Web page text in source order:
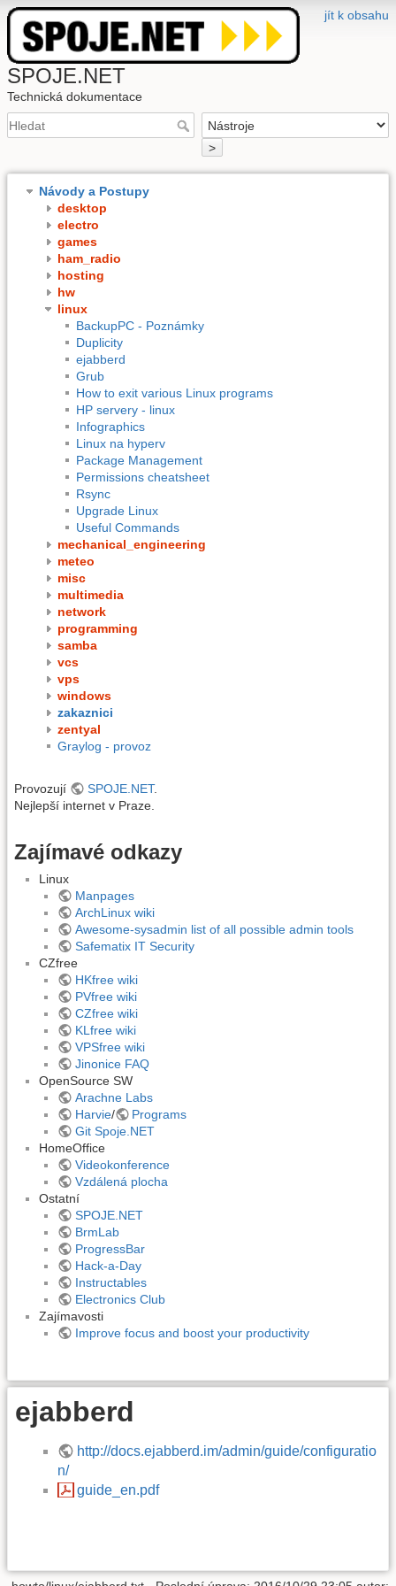
jít k obsahu
SPOJE.NET
Technická dokumentace
>
Návody a Postupy
desktop
electro
games
ham_radio
hosting
hw
linux
BackupPC - Poznámky
Duplicity
ejabberd
Grub
How to exit various Linux programs
HP servery - linux
Infographics
Linux na hyperv
Package Management
Permissions cheatsheet
Rsync
Upgrade Linux
Useful Commands
mechanical_engineering
meteo
misc
multimedia
network
programming
samba
vcs
vps
windows
zakaznici
zentyal
Graylog - provoz
Provozují SPOJE.NET.
Nejlepší internet v Praze.
Zajímavé odkazy
Linux
Manpages
ArchLinux wiki
Awesome-sysadmin list of all possible admin tools
Safematix IT Security
CZfree
HKfree wiki
PVfree wiki
CZfree wiki
KLfree wiki
VPSfree wiki
Jinonice FAQ
OpenSource SW
Arachne Labs
Harvie/
Programs
Git Spoje.NET
HomeOffice
Videokonference
Vzdálená plocha
Ostatní
SPOJE.NET
BrmLab
ProgressBar
Hack-a-Day
Instructables
Electronics Club
Zajímavosti
Improve focus and boost your productivity
ejabberd
http://docs.ejabberd.im/admin/guide/configuratio
n/
guide_en.pdf